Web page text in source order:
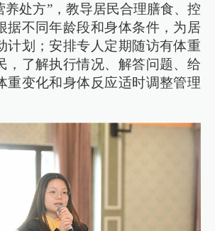
养处方”，教导居民合理膳食、控
据不同年龄段和身体条件，为居
计划；安排专人定期随访有体重
，了解执行情况、解答问题、给
重变化和身体反应适时调整管理